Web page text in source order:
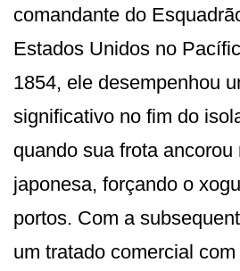
comandante do
Estados Unidos no
1854, ele desempenhou
significativo no fim do
quando sua frota ancorou
japonesa, forçando o
portos. Com a
um tratado comercial